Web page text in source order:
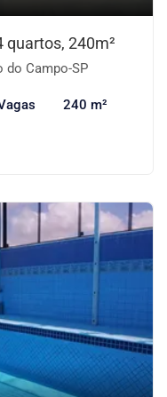
240m²
do Campo-SP
240 m²